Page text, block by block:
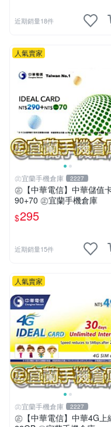
近期銷量18件
人氣賣家
㊣宜蘭手機倉庫 2227
㊣【中華電信】中華儲值
90+70 ㊣宜蘭手機倉庫
$295
近期銷量15件
人氣賣家
㊣宜蘭手機倉庫 2227
㊣【中華電信】中華4G上